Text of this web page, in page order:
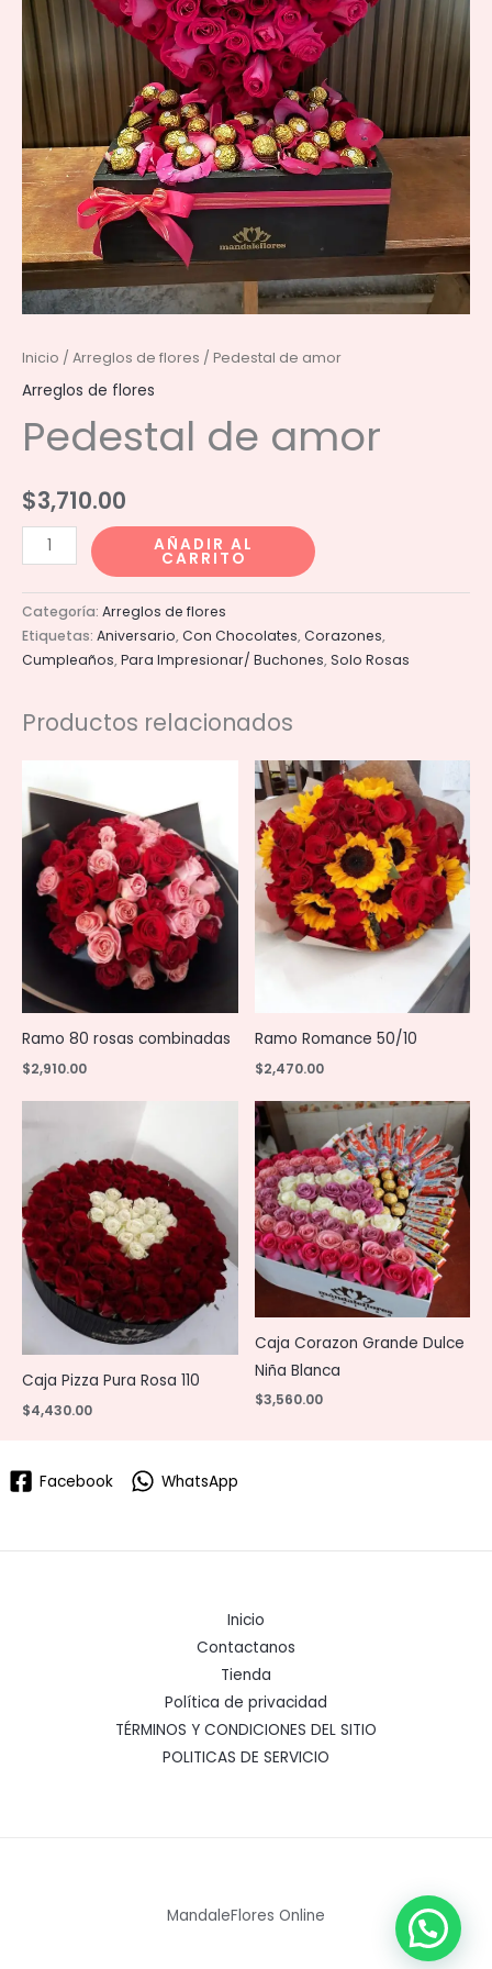
Inicio / Arreglos de flores / Pedestal de amor
Arreglos de flores
Pedestal de amor
$3,710.00
Pedestal
de
amor
cantidad
AÑADIR AL
CARRITO
Categoría: Arreglos de flores
Etiquetas: Aniversario,Con Chocolates,Corazones,
Cumpleaños,Para Impresionar/ Buchones,Solo Rosas
Productos relacionados
Ramo 80 rosas combinadas
$2,910.00
Ramo Romance 50/10
$2,470.00
Caja Pizza Pura Rosa 110
$4,430.00
Caja Corazon Grande Dulce
Niña Blanca
$3,560.00
Facebook WhatsApp
Inicio
Contactanos
Tienda
Política de privacidad
TÉRMINOS Y CONDICIONES DEL SITIO
POLITICAS DE SERVICIO
MandaleFlores Online